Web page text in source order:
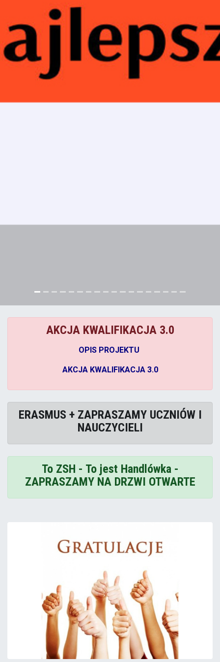
AKCJA KWALIFIKACJA 3.0
OPIS PROJEKTU
AKCJA KWALIFIKACJA 3.0
ERASMUS + ZAPRASZAMY UCZNIÓW I
NAUCZYCIELI
To ZSH - To jest Handlówka -
ZAPRASZAMY NA DRZWI OTWARTE